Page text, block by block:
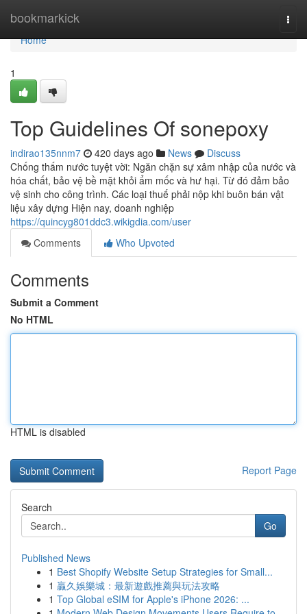
bookmarkick
Home
Home
1
Top Guidelines Of sonepoxy
indirao135nnm7 420 days ago News
Discuss
Chống thấm nước tuyệt vời: Ngăn chặn sự xâm nhập của nước và
hóa chất, bảo vệ bề mặt khỏi ẩm mốc và hư hại. Từ đó đảm bảo
vệ sinh cho công trình. Các loại thuế phải nộp khi buôn bán vật
liệu xây dựng Hiện nay, doanh nghiệp
https://quincyg801ddc3.wikigdia.com/user
Comments
Who Upvoted
Comments
Submit a Comment
No HTML
HTML is disabled
Report Page
Search
Go
Published News
1 Best Shopify Website Setup Strategies for Small...
1 贏久娛樂城：最新遊戲推薦與玩法攻略
1 Top Global eSIM for Apple's iPhone 2026: ...